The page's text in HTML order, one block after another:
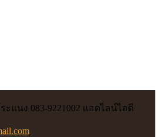
ะแนง 083-9221002 แอดไลน์ไอดี